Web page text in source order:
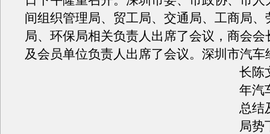
间组织管理局、贸工局、交通局、工商局、
局、环保局相关负责人出席了会议，商会会
及会员单位负责人出席了会议。 深圳市汽车
长陈
年汽
总结
局势